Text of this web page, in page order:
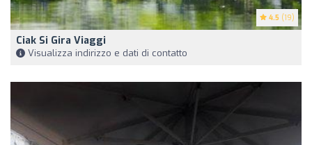
4.5 (19)
Ciak Si Gira Viaggi
Visualizza indirizzo e dati di contatto